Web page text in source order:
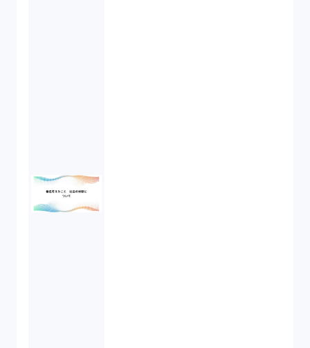
契約（2）